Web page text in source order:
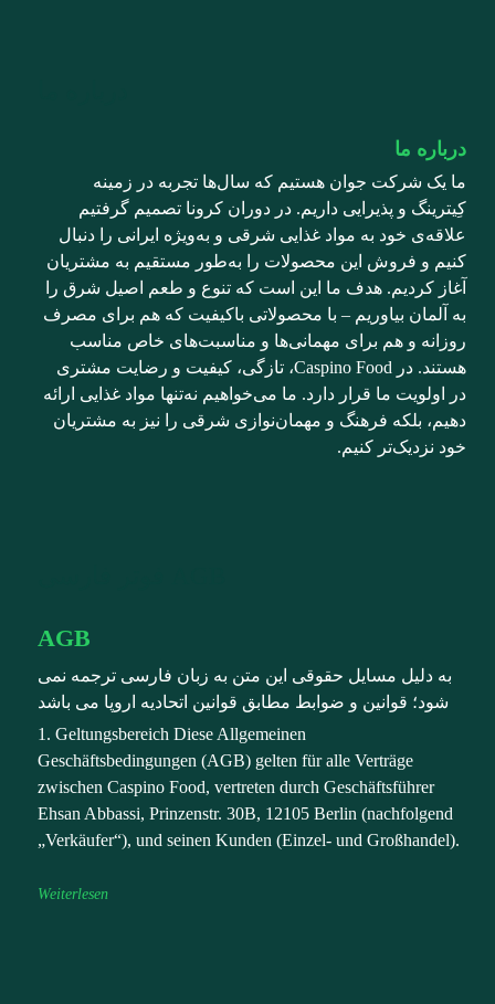
درباره ما
ما یک شرکت جوان هستیم که سال‌ها تجربه در زمینه
کِیترینگ و پذیرایی داریم. در دوران کرونا تصمیم گرفتیم
علاقه‌ی خود به مواد غذایی شرقی و به‌ویژه ایرانی را دنبال
کنیم و فروش این محصولات را به‌طور مستقیم به مشتریان
آغاز کردیم. هدف ما این است که تنوع و طعم اصیل شرق را
به آلمان بیاوریم – با محصولاتی باکیفیت که هم برای مصرف
روزانه و هم برای مهمانی‌ها و مناسبت‌های خاص مناسب
هستند. در Caspino Food، تازگی، کیفیت و رضایت مشتری
در اولویت ما قرار دارد. ما می‌خواهیم نه‌تنها مواد غذایی ارائه
دهیم، بلکه فرهنگ و مهمان‌نوازی شرقی را نیز به مشتریان
خود نزدیک‌تر کنیم.
AGB
به دلیل مسایل حقوقی این متن به زبان فارسی ترجمه نمی
شود؛ قوانین و ضوابط مطابق قوانین اتحادیه اروپا می باشد
1. Geltungsbereich Diese Allgemeinen
Geschäftsbedingungen (AGB) gelten für alle Verträge
zwischen Caspino Food, vertreten durch Geschäftsführer
Ehsan Abbassi, Prinzenstr. 30B, 12105 Berlin (nachfolgend
„Verkäufer“), und seinen Kunden (Einzel- und Großhandel).
Weiterlesen